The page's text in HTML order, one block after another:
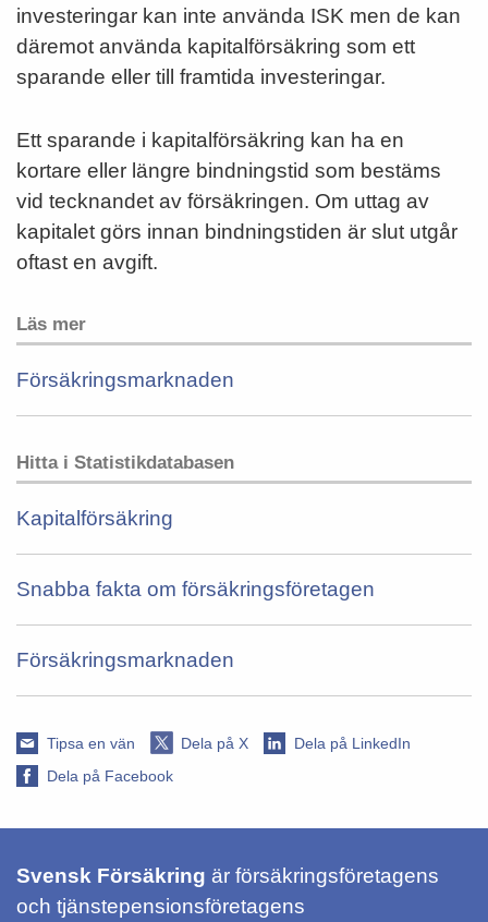
investeringar kan inte använda ISK men de kan
däremot använda kapitalförsäkring som ett
sparande eller till framtida investeringar.
Ett sparande i kapitalförsäkring kan ha en
kortare eller längre bindningstid som bestäms
vid tecknandet av försäkringen. Om uttag av
kapitalet görs innan bindningstiden är slut utgår
oftast en avgift.
Läs mer
Försäkringsmarknaden
Hitta i Statistikdatabasen
Kapitalförsäkring
Snabba fakta om försäkringsföretagen
Försäkringsmarknaden
Tipsa en vän Dela på X
Dela på LinkedIn
Dela på Facebook
Svensk Försäkring är försäkringsföretagens
och tjänstepensionsföretagens